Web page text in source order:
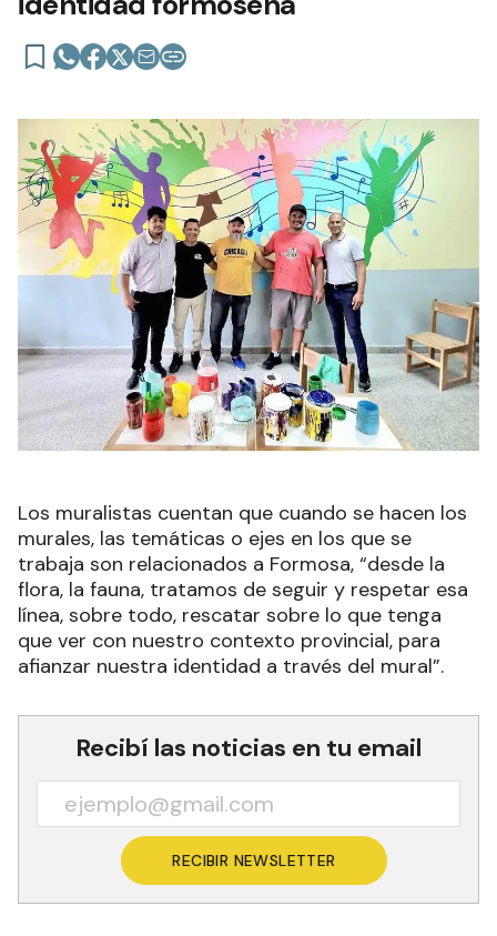
Los muralistas cuentan que cuando se hacen los
murales, las temáticas o ejes en los que se
trabaja son relacionados a Formosa, “desde la
flora, la fauna, tratamos de seguir y respetar esa
línea, sobre todo, rescatar sobre lo que tenga
que ver con nuestro contexto provincial, para
afianzar nuestra identidad a través del mural”.
Recibí las noticias en tu email
RECIBIR NEWSLETTER